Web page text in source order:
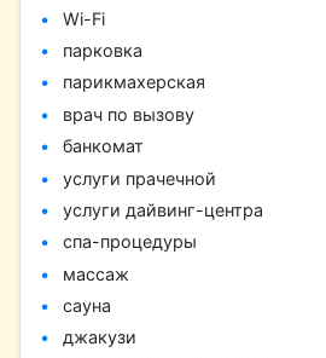
Wi-Fi
парковка
парикмахерская
врач по вызову
банкомат
услуги прачечной
услуги дайвинг-центра
спа-процедуры
массаж
сауна
джакузи